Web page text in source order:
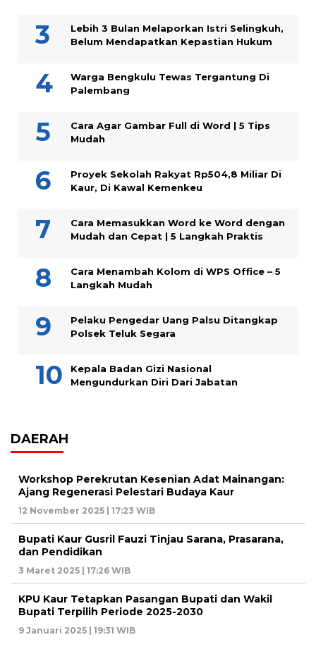
Lebih 3 Bulan Melaporkan Istri Selingkuh,
Belum Mendapatkan Kepastian Hukum
Warga Bengkulu Tewas Tergantung Di
Palembang
Cara Agar Gambar Full di Word | 5 Tips
Mudah
Proyek Sekolah Rakyat Rp504,8 Miliar Di
Kaur, Di Kawal Kemenkeu
Cara Memasukkan Word ke Word dengan
Mudah dan Cepat | 5 Langkah Praktis
Cara Menambah Kolom di WPS Office – 5
Langkah Mudah
Pelaku Pengedar Uang Palsu Ditangkap
Polsek Teluk Segara
Kepala Badan Gizi Nasional
Mengundurkan Diri Dari Jabatan
DAERAH
Workshop Perekrutan Kesenian Adat Mainangan:
Ajang Regenerasi Pelestari Budaya Kaur
12 November 2025 | 17:23 WIB
Bupati Kaur Gusril Fauzi Tinjau Sarana, Prasarana,
dan Pendidikan
3 Maret 2025 | 17:26 WIB
KPU Kaur Tetapkan Pasangan Bupati dan Wakil
Bupati Terpilih Periode 2025-2030
9 Januari 2025 | 19:31 WIB